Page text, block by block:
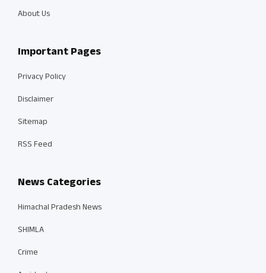
About Us
Important Pages
Privacy Policy
Disclaimer
Sitemap
RSS Feed
News Categories
Himachal Pradesh News
SHIMLA
Crime